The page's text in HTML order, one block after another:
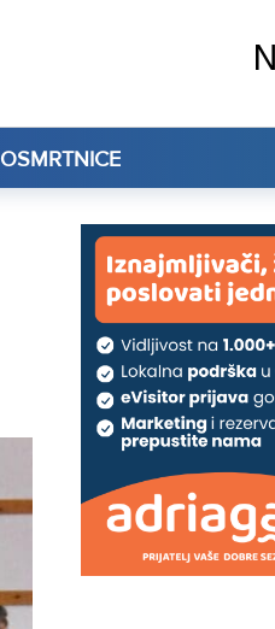
OSMRTNICE